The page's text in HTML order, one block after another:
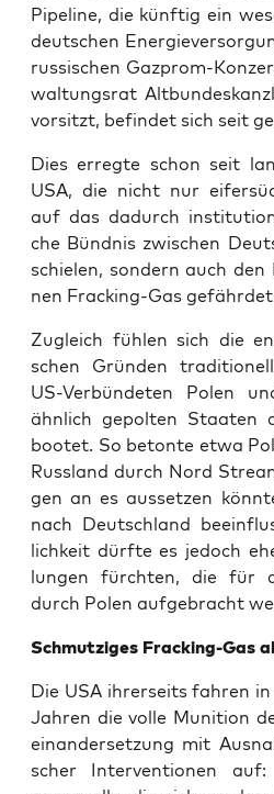
Pipe­line, die künf­tig ein
deut­schen
rus­si­schen Gaz­prom-
wal­tungs­rat
vor­sitzt, befin­det sich seit
Dies erreg­te schon seit
USA, die nicht nur
auf das dadurch
che Bünd­nis zwi­schen
schie­len, son­dern auch
nen Frack­ing-Gas gefähr­det
Zugleich füh­len sich die
schen Grün­den
US-Ver­bün­de­ten Polen
ähn­lich gepol­ten Staa­ten
boo­tet. So beton­te etwa
Russ­land durch Nord
gen an es aus­set­zen
nach Deutsch­land
lich­keit dürf­te es jedoch
lun­gen fürch­ten, die für
durch Polen auf­ge­bracht
Schmut­zi­ges Frack­ing-Gas
Die USA ihrer­seits fah­ren
Jah­ren die vol­le Muni­ti­on
ein­an­der­set­zung mit
scher Inter­ven­tio­nen auf: